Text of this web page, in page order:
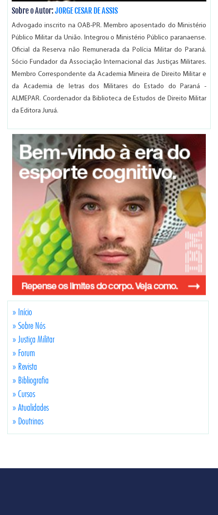
Sobre o Autor:JORGE CESAR DE ASSIS
Advogado inscrito na OAB-PR. Membro aposentado do Ministério
Público Militar da União. Integrou o Ministério Público paranaense.
Oficial da Reserva não Remunerada da Polícia Militar do Paraná.
Sócio Fundador da Associação Internacional das Justiças Militares.
Membro Correspondente da Academia Mineira de Direito Militar e
da Academia de letras dos Militares do Estado do Paraná -
ALMEPAR. Coordenador da Biblioteca de Estudos de Direito Militar
da Editora Juruá.
» Início
» Sobre Nós
» Justiça Militar
» Forum
» Revista
» Bibliografia
» Cursos
» Atualidades
» Doutrinas